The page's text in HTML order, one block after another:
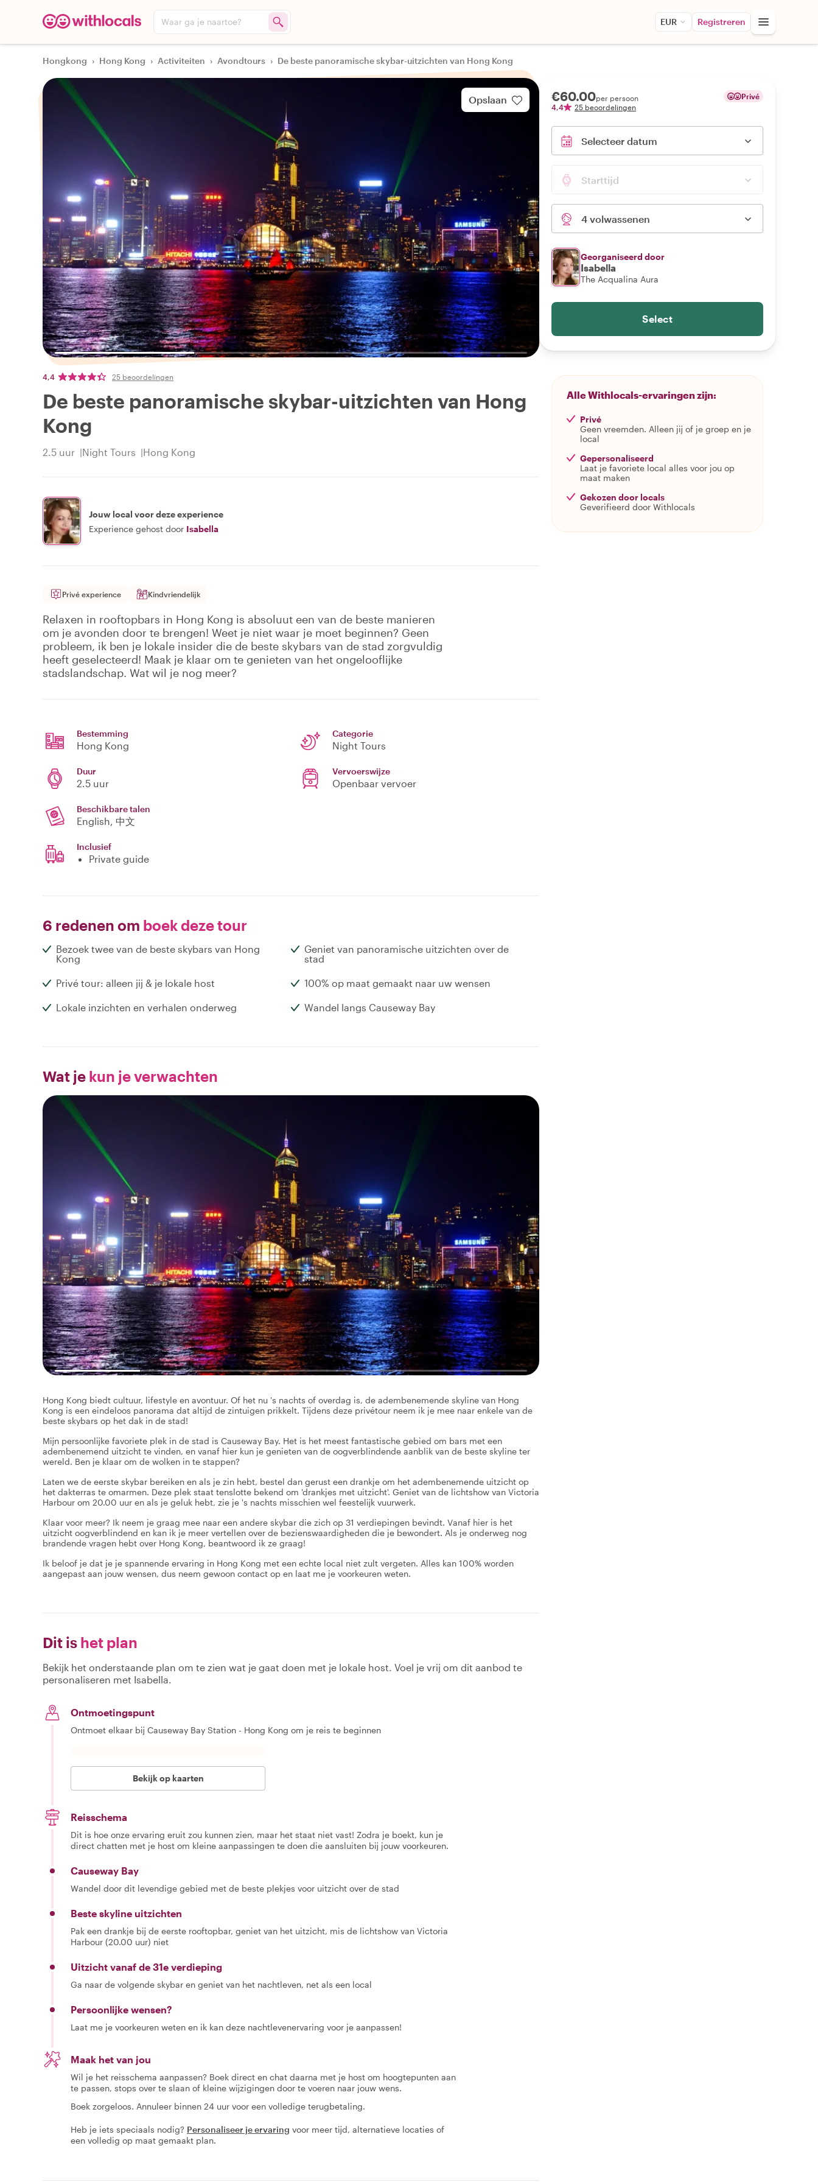
Waar ga je naartoe? EUR Registreren
Hongkong › Hong Kong › Activiteiten › Avondtours › De beste panoramische skybar-uitzichten van Hong Kong
Opslaan
4,4 25 beoordelingen
De beste panoramische skybar-uitzichten van Hong
Kong
2.5 uur Night Tours Hong Kong
Jouw local voor deze experience
Experience gehost door Isabella
Privé experience Kindvriendelijk
Relaxen in rooftopbars in Hong Kong is absoluut een van de beste manieren
om je avonden door te brengen! Weet je niet waar je moet beginnen? Geen
probleem, ik ben je lokale insider die de beste skybars van de stad zorgvuldig
heeft geselecteerd! Maak je klaar om te genieten van het ongelooflijke
stadslandschap. Wat wil je nog meer?
Bestemming
Hong Kong
Categorie
Night Tours
Duur
2.5 uur
Vervoerswijze
Openbaar vervoer
Beschikbare talen
English, 中文
Inclusief
Private guide
6 redenen om boek deze tour
Bezoek twee van de beste skybars van Hong
Kong
Geniet van panoramische uitzichten over de
stad
Privé tour: alleen jij & je lokale host 100% op maat gemaakt naar uw wensen
Lokale inzichten en verhalen onderweg Wandel langs Causeway Bay
Wat je kun je verwachten
Hong Kong biedt cultuur, lifestyle en avontuur. Of het nu 's nachts of overdag is, de adembenemende skyline van Hong
Kong is een eindeloos panorama dat altijd de zintuigen prikkelt. Tijdens deze privétour neem ik je mee naar enkele van de
beste skybars op het dak in de stad!
Mijn persoonlijke favoriete plek in de stad is Causeway Bay. Het is het meest fantastische gebied om bars met een
adembenemend uitzicht te vinden, en vanaf hier kun je genieten van de oogverblindende aanblik van de beste skyline ter
wereld. Ben je klaar om de wolken in te stappen?
Laten we de eerste skybar bereiken en als je zin hebt, bestel dan gerust een drankje om het adembenemende uitzicht op
het dakterras te omarmen. Deze plek staat tenslotte bekend om 'drankjes met uitzicht'. Geniet van de lichtshow van Victoria
Harbour om 20.00 uur en als je geluk hebt, zie je 's nachts misschien wel feestelijk vuurwerk.
Klaar voor meer? Ik neem je graag mee naar een andere skybar die zich op 31 verdiepingen bevindt. Vanaf hier is het
uitzicht oogverblindend en kan ik je meer vertellen over de bezienswaardigheden die je bewondert. Als je onderweg nog
brandende vragen hebt over Hong Kong, beantwoord ik ze graag!​
Ik beloof je dat je je spannende ervaring in Hong Kong met een echte local niet zult vergeten. Alles kan 100% worden
aangepast aan jouw wensen, dus neem gewoon contact op en laat me je voorkeuren weten.
Dit is het plan
Bekijk het onderstaande plan om te zien wat je gaat doen met je lokale host. Voel je vrij om dit aanbod te
personaliseren met Isabella.
Ontmoetingspunt
Ontmoet elkaar bij Causeway Bay Station - Hong Kong om je reis te beginnen
Bekijk op kaarten
Reisschema
Dit is hoe onze ervaring eruit zou kunnen zien, maar het staat niet vast! Zodra je boekt, kun je
direct chatten met je host om kleine aanpassingen te doen die aansluiten bij jouw voorkeuren.
Causeway Bay
Wandel door dit levendige gebied met de beste plekjes voor uitzicht over de stad
Beste skyline uitzichten
Pak een drankje bij de eerste rooftopbar, geniet van het uitzicht, mis de lichtshow van Victoria
Harbour (20.00 uur) niet
Uitzicht vanaf de 31e verdieping
Ga naar de volgende skybar en geniet van het nachtleven, net als een local
Persoonlijke wensen?
Laat me je voorkeuren weten en ik kan deze nachtlevenervaring voor je aanpassen!
Maak het van jou
Wil je het reisschema aanpassen? Boek direct en chat daarna met je host om hoogtepunten aan
te passen, stops over te slaan of kleine wijzigingen door te voeren naar jouw wens.
Boek zorgeloos. Annuleer binnen 24 uur voor een volledige terugbetaling.
Heb je iets speciaals nodig? Personaliseer je ervaring voor meer tijd, alternatieve locaties of
een volledig op maat gemaakt plan.
€60.00per persoon
4,4
25 beoordelingen
Privé
Selecteer datum
Starttijd
4 volwassenen
Georganiseerd door
Isabella
The Acqualina Aura
Select
Alle Withlocals-ervaringen zijn:
Privé
Geen vreemden. Alleen jij of je groep en je
local
Gepersonaliseerd
Laat je favoriete local alles voor jou op
maat maken
Gekozen door locals
Geverifieerd door Withlocals